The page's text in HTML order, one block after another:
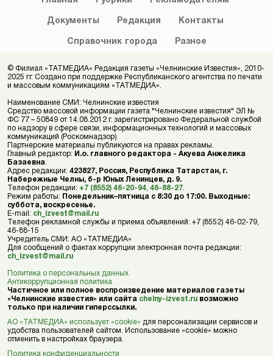
Документы Редакция Контакты
Справочник города Разное
© Филиал «ТАТМЕДИА» Редакция газеты «Челнинские Известия», 2010-
2025 гг. Создано при поддержке Республиканского агентства по печати
и массовым коммуникациям «ТАТМЕДИА».
Наименование СМИ: Челнинские известия
Средство массовой информации газета "Челнинские известия" ЭЛ №
ФС 77 – 50849 от 14.08.2012 г. зарегистрировано Федеральной службой
по надзору в сфере связи, информационных технологий и массовых
коммуникаций (Роскомнадзор)
Партнерские материалы публикуются на правах рекламы.
Главный редактор: И.о. главного редактора - Акуева Анжелика
Базаевна
Адрес редакции: 423827, Россия, Республика Татарстан, г.
Набережные Челны, б-р Юных Ленинцев, д. 9.
Телефон редакции: +7 (8552) 46-20-94 46-88-27
Режим работы: Понедельник–пятница с 8:30 до 17:00. Выходные:
суббота, воскресенье.
E-mail: ch_izvest@mail.ru
Телефон рекламной службы и приема объявлений: +7 (8552) 46-02-79,
46-88-15
Учредитель СМИ: АО «ТАТМЕДИА»
Для сообщений о фактах коррупции электронная почта редакции:
ch_izvest@mail.ru
Политика о персональных данных
Антикоррупционная политика
Частичное или полное воспроизведение материалов газеты
«Челнинские известия» или сайта chelny-izvest.ru возможно
только при наличии гиперссылки.
АО «ТАТМЕДИА» использует «cookie» для персонализации сервисов и
удобства пользователей сайтом. Использование «cookie» можно
отменить в настройках браузера.
Политика конфиденциальности